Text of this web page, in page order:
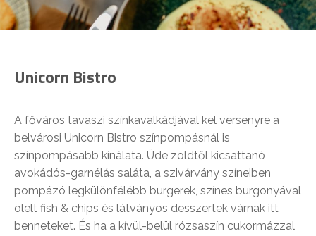
Unicorn Bistro
A főváros tavaszi színkavalkádjával kel versenyre a
belvárosi Unicorn Bistro színpompásnál is
színpompásabb kínálata. Üde zöldtől kicsattanó
avokádós-garnélás saláta, a szivárvány színeiben
pompázó legkülönfélébb burgerek, színes burgonyával
ölelt fish & chips és látványos desszertek várnak itt
benneteket. És ha a kívül-belül rózsaszín cukormázzal